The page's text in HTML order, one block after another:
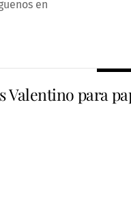
en
Valentino para